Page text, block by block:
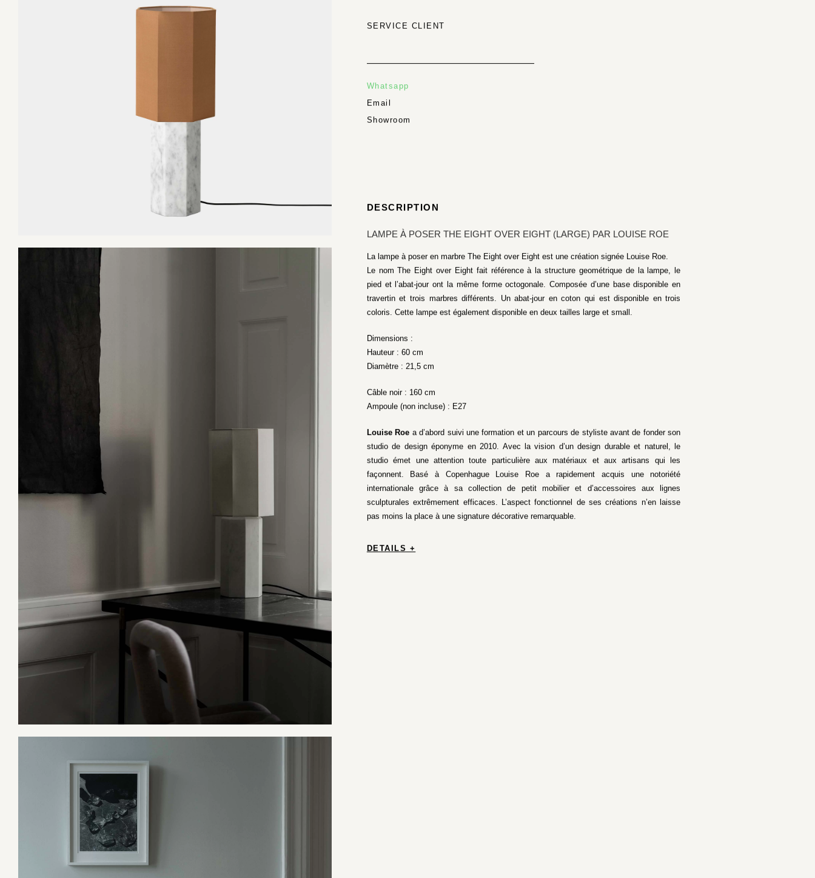
SERVICE CLIENT
Whatsapp
Email
Showroom
DESCRIPTION
LAMPE À POSER THE EIGHT OVER EIGHT (LARGE) PAR LOUISE ROE
La lampe à poser en marbre The Eight over Eight est une création signée Louise Roe.
Le nom The Eight over Eight fait référence à la structure geométrique de la lampe, le
pied et l’abat-jour ont la même forme octogonale. Composée d’une base disponible en
travertin et trois marbres différents. Un abat-jour en coton qui est disponible en trois
coloris. Cette lampe est également disponible en deux tailles large et small.
Dimensions :
Hauteur : 60 cm
Diamètre : 21,5 cm
Câble noir : 160 cm
Ampoule (non incluse) : E27
Louise Roe a d’abord suivi une formation et un parcours de styliste avant de fonder son
studio de design éponyme en 2010. Avec la vision d’un design durable et naturel, le
studio émet une attention toute particulière aux matériaux et aux artisans qui les
façonnent. Basé à Copenhague Louise Roe a rapidement acquis une notoriété
internationale grâce à sa collection de petit mobilier et d’accessoires aux lignes
sculpturales extrêmement efficaces. L’aspect fonctionnel de ses créations n’en laisse
pas moins la place à une signature décorative remarquable.
DETAILS +